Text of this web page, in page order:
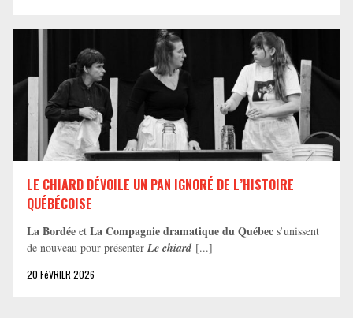
LE CHIARD DÉVOILE UN PAN IGNORÉ DE L’HISTOIRE
QUÉBÉCOISE
La Bordée et La Compagnie dramatique du Québec s’unissent
de nouveau pour présenter Le chiard [...]
20 FéVRIER 2026